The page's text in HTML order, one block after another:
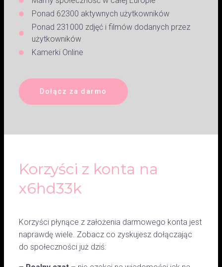
Ponad 62300 aktywnych użytkowników
Ponad 231000 zdjęć i filmów dodanych przez
użytkowników
Kamerki Online
Dołącz za darmo
Korzyści z konta na
x6hd33k
Korzyści płynące z założenia darmowego konta jest
naprawdę wiele. Zobacz co zyskujesz dołączając
do społeczności już dziś: